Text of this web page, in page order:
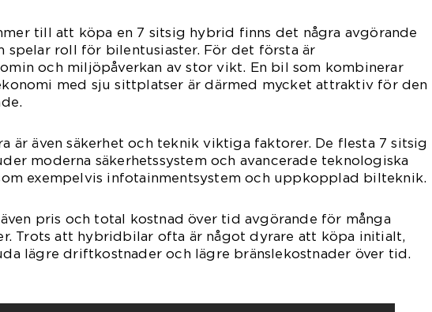
till att köpa en 7 sitsig hybrid finns det några avgörande
spelar roll för bilentusiaster. För det första är
och miljöpåverkan av stor vikt. En bil som kombinerar
med sju sittplatser är därmed mycket attraktiv för den
är även säkerhet och teknik viktiga faktorer. De flesta 7 sitsig
moderna säkerhetssystem och avancerade teknologiska
exempelvis infotainmentsystem och uppkopplad bilteknik.
pris och total kostnad över tid avgörande för många
Trots att hybridbilar ofta är något dyrare att köpa initialt,
lägre driftkostnader och lägre bränslekostnader över tid.